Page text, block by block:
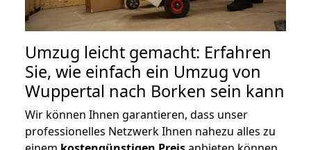
Umzug leicht gemacht: Erfahren
Sie, wie einfach ein Umzug von
Wuppertal nach Borken sein kann
Wir können Ihnen garantieren, dass unser
professionelles Netzwerk Ihnen nahezu alles zu